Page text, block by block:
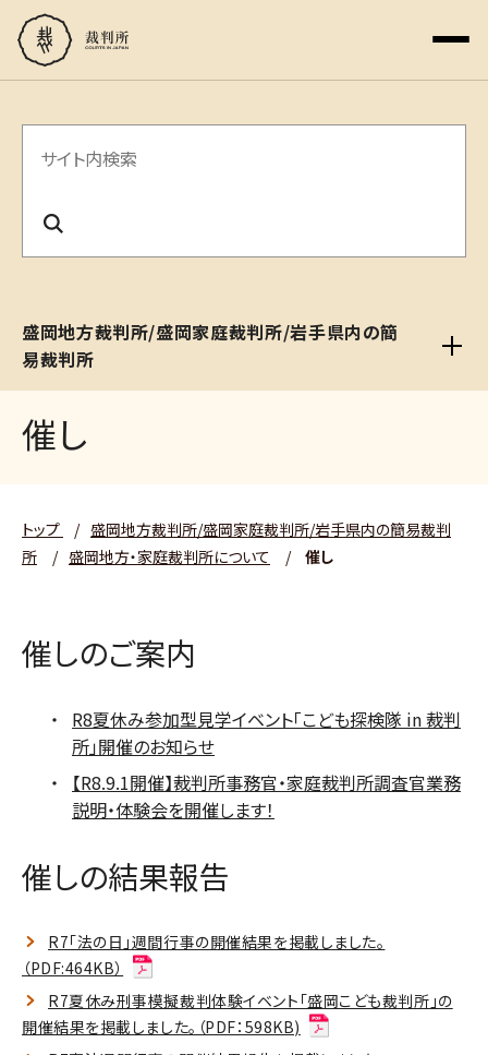
サ
内
索
盛岡地方裁判所/盛岡家庭裁判所/岩手県内の簡
易裁判所
催し
トップ / 盛岡地方裁判所/盛岡家庭裁判所/岩手県内の簡易裁判
所
/ 盛岡地方・家庭裁判所について / 催し
催しのご案内
R8夏休み参加型見学イベント「こども探検隊 in 裁判
所」開催のお知らせ
【R8.9.1開催】裁判所事務官・家庭裁判所調査官業務
説明・体験会を開催します！
催しの結果報告
R7「法の日」週間行事の開催結果を掲載しました。
（PDF:464KB）
R7夏休み刑事模擬裁判体験イベント「盛岡こども裁判所」の
開催結果を掲載しました。（PDF：598KB)